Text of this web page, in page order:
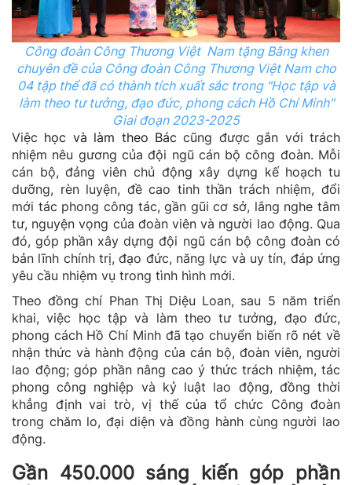
Công đoàn Công Thương Việt Nam tặng Bằng khen
chuyên đề của Công đoàn Công Thương Việt Nam cho
04 tập thể đã có thành tích xuất sắc trong "Học tập và
làm theo tư tưởng, đạo đức, phong cách Hồ Chí Minh"
Giai đoạn 2023-2025
Việc học và làm theo Bác cũng được gắn với trách
nhiệm nêu gương của đội ngũ cán bộ công đoàn. Mỗi
cán bộ, đảng viên chủ động xây dựng kế hoạch tu
dưỡng, rèn luyện, đề cao tinh thần trách nhiệm, đổi
mới tác phong công tác, gần gũi cơ sở, lắng nghe tâm
tư, nguyện vọng của đoàn viên và người lao động. Qua
đó, góp phần xây dựng đội ngũ cán bộ công đoàn có
bản lĩnh chính trị, đạo đức, năng lực và uy tín, đáp ứng
yêu cầu nhiệm vụ trong tình hình mới.
Theo đồng chí Phan Thị Diệu Loan, sau 5 năm triển
khai, việc học tập và làm theo tư tưởng, đạo đức,
phong cách Hồ Chí Minh đã tạo chuyển biến rõ nét về
nhận thức và hành động của cán bộ, đoàn viên, người
lao động; góp phần nâng cao ý thức trách nhiệm, tác
phong công nghiệp và kỷ luật lao động, đồng thời
khẳng định vai trò, vị thế của tổ chức Công đoàn
trong chăm lo, đại diện và đồng hành cùng người lao
động.
Gần 450.000 sáng kiến góp phần